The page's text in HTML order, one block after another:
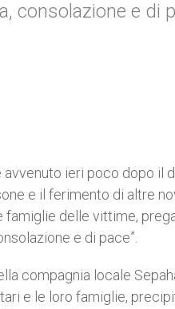
consolazione e di
ieri poco dopo il
e il ferimento di altre
delle vittime,
e di pace”.
compagnia locale
e le loro famiglie,